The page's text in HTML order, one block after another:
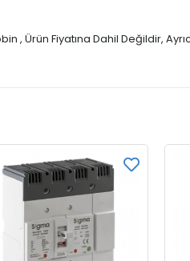
, Ürün Fiyatına Dahil Değildir,